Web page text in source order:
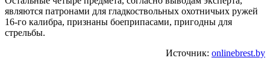
являются патронами для гладкоствольных охотничьих ружей
16-го калибра, признаны боеприпасами, пригодны для
стрельбы.
Источник: onlinebrest.by